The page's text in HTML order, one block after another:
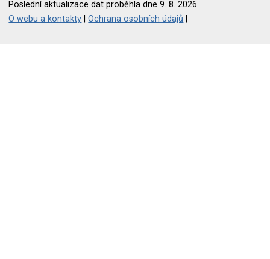
Poslední aktualizace dat proběhla dne 9. 8. 2026.
O webu a kontakty |Ochrana osobních údajů